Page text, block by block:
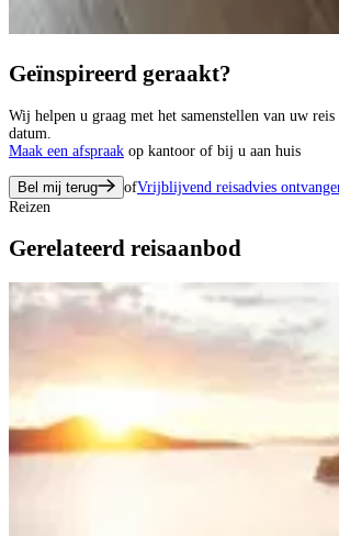
Geïnspireerd geraakt?
Wij helpen u graag met het samenstellen van uw
datum.
Maak een afspraak op kantoor of bij u aan huis
Bel mij terug ofVrijblijvend reisadvies
Reizen
Gerelateerd reisaanbod